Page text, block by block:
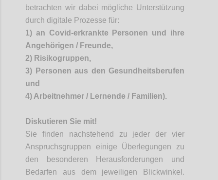
betrachten wir dabei mögliche Unterstützung
durch digitale Prozesse für:
1) an Covid-erkrankte Personen und ihre
Angehörigen / Freunde,
2) Risikogruppen,
3) Personen aus den Gesundheitsberufen
und
4) Arbeitnehmer / Lernende / Familien).
Diskutieren Sie mit!
Sie finden nachstehend zu jeder der vier
Anspruchsgruppen einige Überlegungen zu
den besonderen Herausforderungen und
Bedarfen aus dem jeweiligen Blickwinkel.